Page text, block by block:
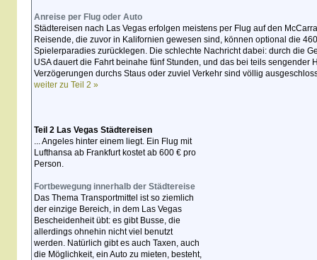
Anreise per Flug oder Auto
Städtereisen nach Las Vegas erfolgen meistens per Flug auf den
Reisende, die zuvor in Kalifornien gewesen sind, können optional die
Spielerparadies zurücklegen. Die schlechte Nachricht dabei: durch die
USA dauert die Fahrt beinahe fünf Stunden, und das bei teils sengender
Verzögerungen durchs Staus oder zuviel Verkehr sind völlig
weiter zu Teil 2 »
Teil 2 Las Vegas Städtereisen
... Angeles hinter einem liegt. Ein Flug mit
Lufthansa ab Frankfurt kostet ab 600 € pro
Person.
Fortbewegung innerhalb der Städtereise
Das Thema Transportmittel ist so ziemlich
der einzige Bereich, in dem Las Vegas
Bescheidenheit übt: es gibt Busse, die
allerdings ohnehin nicht viel benutzt
werden. Natürlich gibt es auch Taxen, auch
die Möglichkeit, ein Auto zu mieten, besteht,